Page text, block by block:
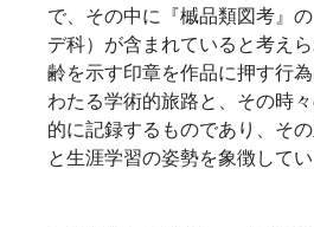
で、その中に『槭品類図考』
デ科）が含まれていると考え
齢を示す印章を作品に押す行
わたる学術的旅路と、その時
的に記録するものであり、そ
と生涯学習の姿勢を象徴して